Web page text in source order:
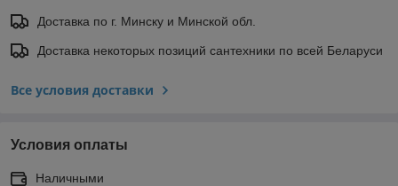
Доставка по г. Минску и Минской обл.
Доставка некоторых позиций сантехники по всей Беларуси
Все условия доставки
Условия оплаты
Наличными